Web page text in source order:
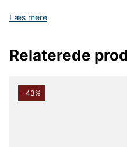
Læs mere
Opdag Barbour BAS-3105, en
i farven 001 Guld. Denne
næsestykke størrelse på 15
tilbyder BAS-3105 en
Designet kombinerer en
detaljer. Den kantede
Relaterede
-43%